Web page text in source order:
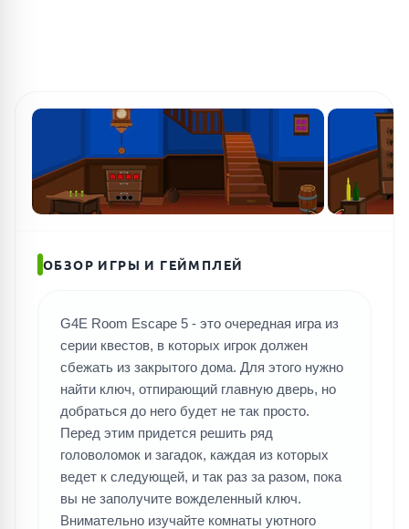
ПОИСК ИГР
ОБЗОР ИГРЫ И ГЕЙМПЛЕЙ
G4E Room Escape 5 - это очередная игра из
серии квестов, в которых игрок должен
сбежать из закрытого дома. Для этого нужно
найти ключ, отпирающий главную дверь, но
добраться до него будет не так просто.
Перед этим придется решить ряд
головоломок и загадок, каждая из которых
ведет к следующей, и так раз за разом, пока
вы не заполучите вожделенный ключ.
Внимательно изучайте комнаты уютного